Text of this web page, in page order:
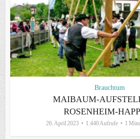
Brauchtum
MAIBAUM-
ROSENHEIM-
26. April 2023 1.440 Aufrufe 1